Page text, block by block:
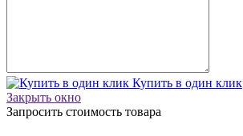
Купить в один клик
Закрыть окно
Запросить стоимость товара